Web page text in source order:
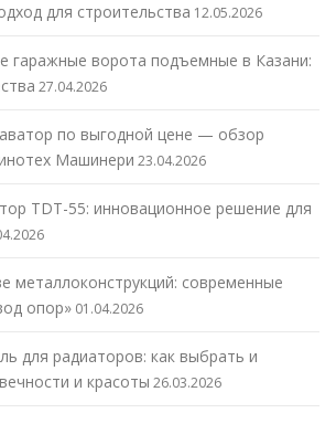
для строительства 12.05.2026
гаражные ворота подъемные в Казани:
27.04.2026
по выгодной цене — обзор
Машинери 23.04.2026
TDT-55: инновационное решение для
металлоконструкций: современные
опор» 01.04.2026
для радиаторов: как выбрать и
и красоты 26.03.2026